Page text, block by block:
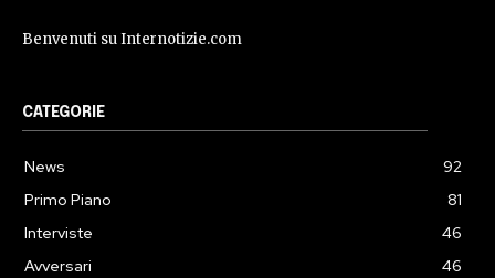
Benvenuti su Internotizie.com
CATEGORIE
News
92
Primo Piano
81
Interviste
46
Avversari
46